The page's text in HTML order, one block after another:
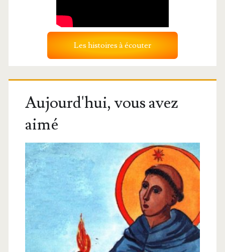
Les histoires à écouter
Aujourd'hui, vous avez
aimé